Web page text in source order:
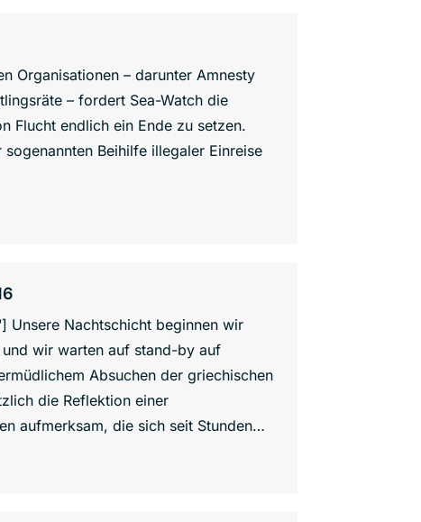
Organisationen – darunter Amnesty
– fordert Sea-Watch die
Flucht endlich ein Ende zu setzen.
Beihilfe illegaler Einreise
Unsere Nachtschicht beginnen wir
wir warten auf stand-by auf
Absuchen der griechischen
die Reflektion einer
aufmerksam, die sich seit Stunden…